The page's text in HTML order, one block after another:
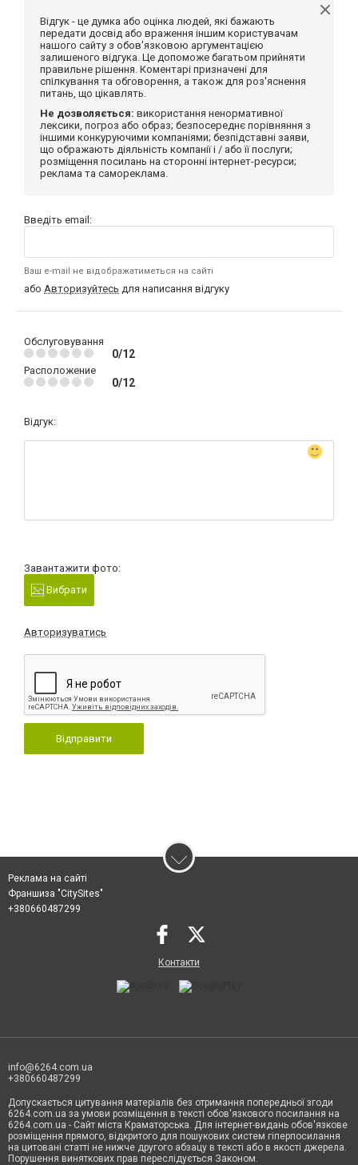
Відгук - це думка або оцінка людей, які бажають
передати досвід або враження іншим користувачам
нашого сайту з обов'язковою аргументацією
залишеного відгука. Це допоможе багатьом прийняти
правильне рішення. Коментарі призначені для
спілкування та обговорення, а також для роз'яснення
питань, що цікавлять.
Не дозволяється: використання ненормативної
лексики, погроз або образ; безпосереднє порівняння з
іншими конкуруючими компаніями; безпідставні заяви,
що ображають діяльність компанії і / або її послуги;
розміщення посилань на сторонні інтернет-ресурси;
реклама та самореклама.
Введіть email:
Ваш e-mail не відображатиметься на сайті
або Авторизуйтесь для написання відгуку
Обслуговування
0/12
Расположение
0/12
Відгук:
Завантажити фото:
Вибрати
Авторизуватись
Відправити
Реклама на сайті
Франшиза "CitySites"
+380660487299
Контакти
info@6264.com.ua
+380660487299
Допускається цитування матеріалів без отримання попередньої згоди
6264.com.ua за умови розміщення в тексті обов'язкового посилання на
6264.com.ua - Сайт міста Краматорська. Для інтернет-видань обов'язкове
розміщення прямого, відкритого для пошукових систем гіперпосилання
на цитовані статті не нижче другого абзацу в тексті або в якості джерела.
Порушення виняткових прав переслідується Законом.